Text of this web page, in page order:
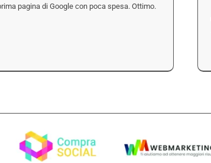
pagina di Google con poca spesa. Ottimo.